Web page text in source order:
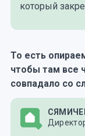
который
То есть
чтобы там все
совпадало со